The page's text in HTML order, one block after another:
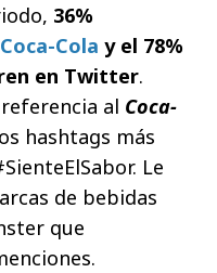
36%
Coca-Cola y el 78%
en Twitter.
al Coca-
hashtags más
Le
de bebidas
que